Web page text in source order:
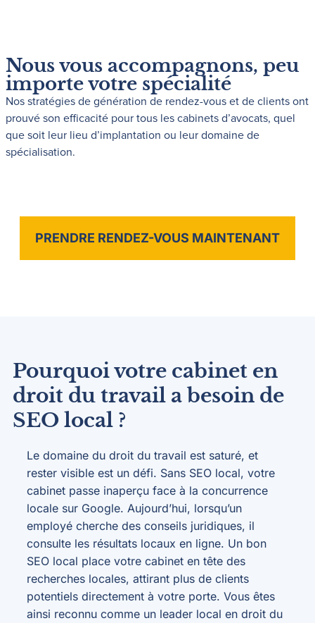
Nous vous accompagnons, peu
importe votre spécialité
Nos stratégies de génération de rendez-vous et de clients ont
prouvé son efficacité pour tous les cabinets d’avocats, quel
que soit leur lieu d’implantation ou leur domaine de
spécialisation.
PRENDRE RENDEZ-VOUS MAINTENANT
Pourquoi votre cabinet en
droit du travail a besoin de
SEO local ?
Le domaine du droit du travail est saturé, et
rester visible est un défi. Sans SEO local, votre
cabinet passe inaperçu face à la concurrence
locale sur Google. Aujourd’hui, lorsqu’un
employé cherche des conseils juridiques, il
consulte les résultats locaux en ligne. Un bon
SEO local place votre cabinet en tête des
recherches locales, attirant plus de clients
potentiels directement à votre porte. Vous êtes
ainsi reconnu comme un leader local en droit du